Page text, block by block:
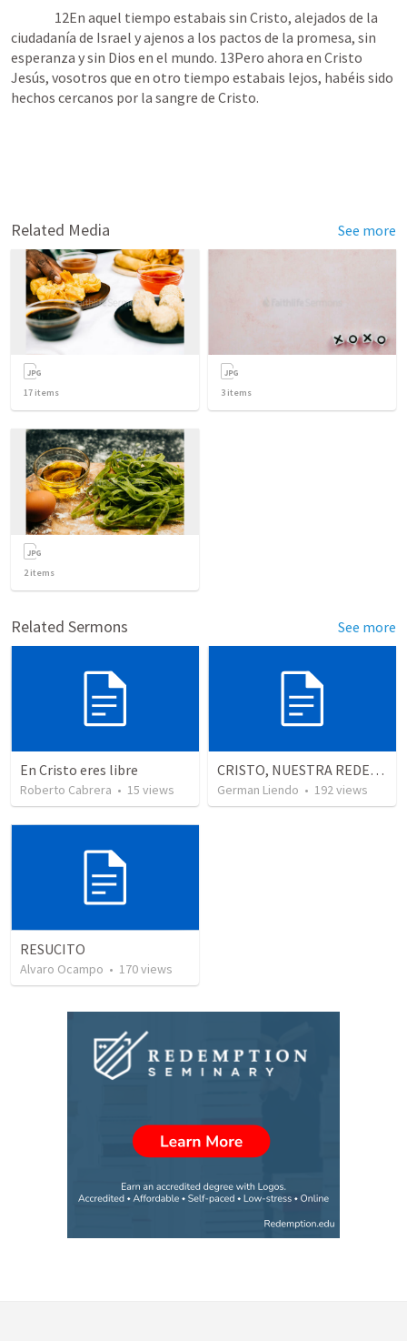
12En aquel tiempo estabais sin Cristo, alejados de la
ciudadanía de Israel y ajenos a los pactos de la promesa, sin
esperanza y sin Dios en el mundo. 13Pero ahora en Cristo
Jesús, vosotros que en otro tiempo estabais lejos, habéis sido
hechos cercanos por la sangre de Cristo.
Related Media See more
17 items 3 items
2items
Related Sermons See more
En Cristo eres libre
Roberto Cabrera • 15 views
CRISTO, NUESTRA REDENCION
German Liendo • 192views
RESUCITO
Alvaro Ocampo • 170views